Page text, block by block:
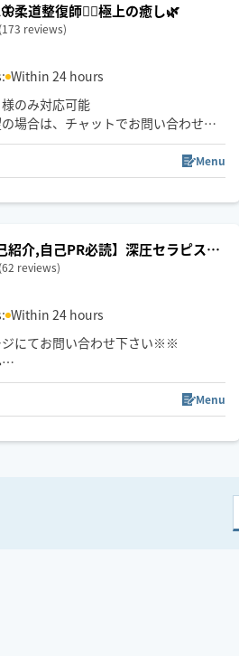
合った施術でメニューをご提案させ
やペットが居るお宅も歓迎です🐶😺
柔道整復師💁‍♀️極上の癒し🌿
(173 reviews)
Within 24 hours
のみ対応可能
場合は、チャットでお問い合わせく
は私の施術リピート様のみです！！
約確定はメッセージの返信確認次第
場合がございますのでご了承ください
Menu
紹介,自己PR必読】深圧セラピスト
(62 reviews)
Within 24 hours
にてお問い合わせ下さい※※
的の方や腹いせに低評価つける方は
🥲
Menu